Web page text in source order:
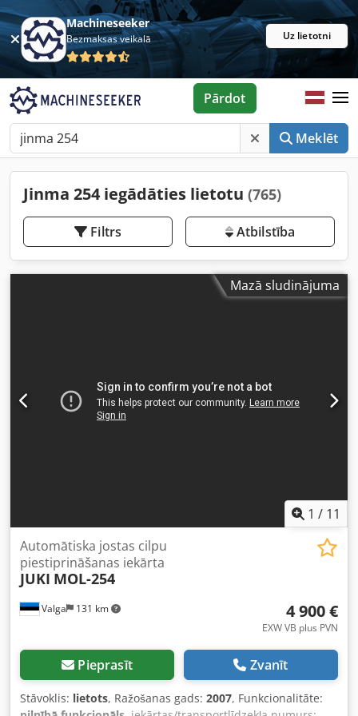
Machineseeker
Bezmaksas veikalā Uz lietotni
Meklēt
Pārdot
Jinma 254 iegādāties lietotu (765)
Filtrs Atbilstība
Mazā sludinājuma
1 / 11
Valga 131 km
Automātiska jostas cilpu
piestiprināšanas iekārta
JUKI MOL-254
4 900 €
EXW VB plus PVN
Pieprasīt Zvanīt
Stāvoklis: lietots, Ražošanas gads: 2007, Funkcionalitāte: